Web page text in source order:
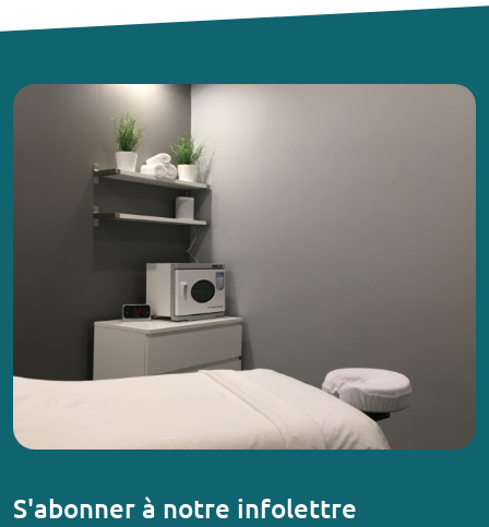
S'abonner à notre infolettre